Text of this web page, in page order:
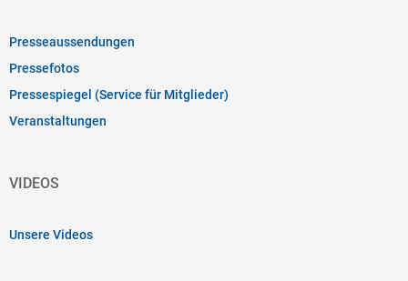
Presseaussendungen
Pressefotos
Pressespiegel (Service für Mitglieder)
Veranstaltungen
VIDEOS
Unsere Videos